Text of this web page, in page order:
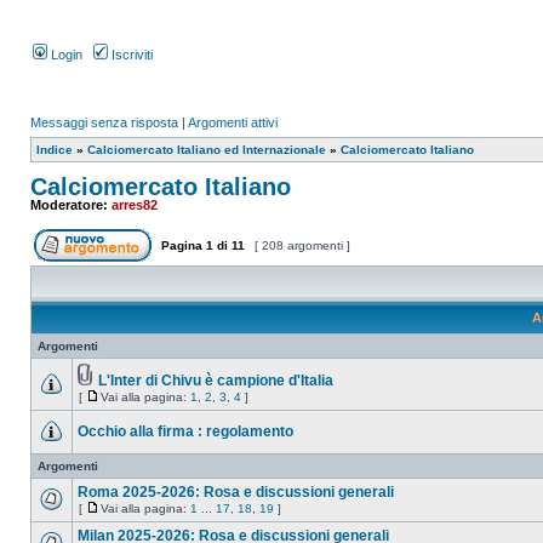
Login Iscriviti
Messaggi senza risposta | Argomenti attivi
Indice » Calciomercato Italiano ed Internazionale » Calciomercato Italiano
Calciomercato Italiano
Moderatore: arres82
Pagina 1 di 11 [ 208 argomenti ]
Argomenti
L'Inter di Chivu è campione d'Italia
[ Vai alla pagina: 1 2 3 4 ]
Occhio alla firma : regolamento
Argomenti
Roma 2025-2026: Rosa e discussioni generali
[ Vai alla pagina: 1 17 18 19 ]
Milan 2025-2026: Rosa e discussioni generali